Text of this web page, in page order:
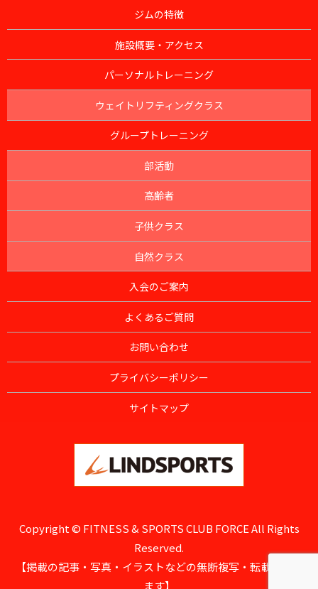
ジムの特徴
施設概要・アクセス
パーソナルトレーニング
ウェイトリフティングクラス
グループトレーニング
部活動
高齢者
子供クラス
自然クラス
入会のご案内
よくあるご質問
お問い合わせ
プライバシーポリシー
サイトマップ
Copyright © FITNESS & SPORTS CLUB FORCE All Rights
Reserved.
【掲載の記事・写真・イラストなどの無断複写・転載を禁じ